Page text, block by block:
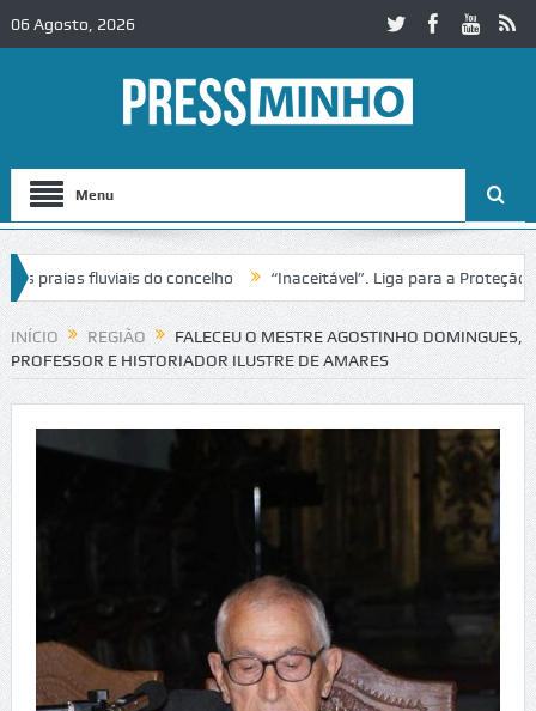
06 Agosto, 2026
Menu
fluviais do concelho “Inaceitável”. Liga para a Proteção da
trânsito no IC2 em Alcobaça Igreja do Castelo de Cerveira
INÍCIO REGIÃO
FALECEU O MESTRE AGOSTINHO DOMINGUES,
PROFESSOR E HISTORIADOR ILUSTRE DE AMARES